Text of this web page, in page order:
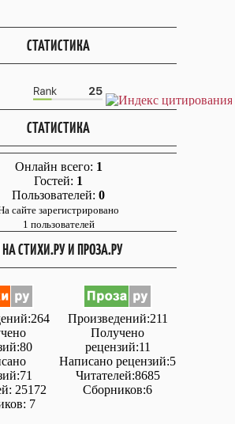
СТАТИСТИКА
СТАТИСТИКА
Онлайн всего: 1
Гостей: 1
Пользователей: 0
сайте зарегистрировано
1 пользователей
СТИХИ.РУ И ПРОЗА.РУ
25172
7
Произведений:211
Получено
рецензий:11
Написано рецензий:5
Читателей:8685
Сборников:6